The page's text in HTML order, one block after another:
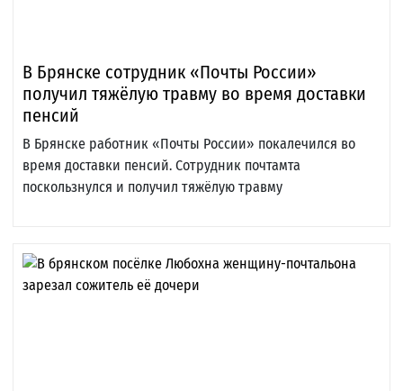
В Брянске сотрудник «Почты России»
получил тяжёлую травму во время доставки
пенсий
В Брянске работник «Почты России» покалечился во
время доставки пенсий. Сотрудник почтамта
поскользнулся и получил тяжёлую травму